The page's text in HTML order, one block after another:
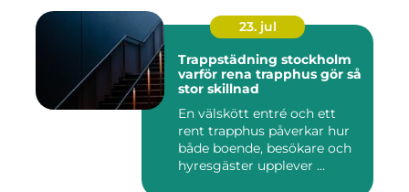
23. jul
Trappstädning stockholm
varför rena trapphus gör så
stor skillnad
En välskött entré och ett
rent trapphus påverkar hur
både boende, besökare och
hyresgäster upplever ...